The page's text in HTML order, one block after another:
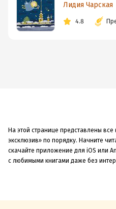
Лидия Чарская
4.8
На этой странице представлены все
эксклюзив» по порядку. Начните
скачайте приложение для iOS или
с любимыми книгами даже без